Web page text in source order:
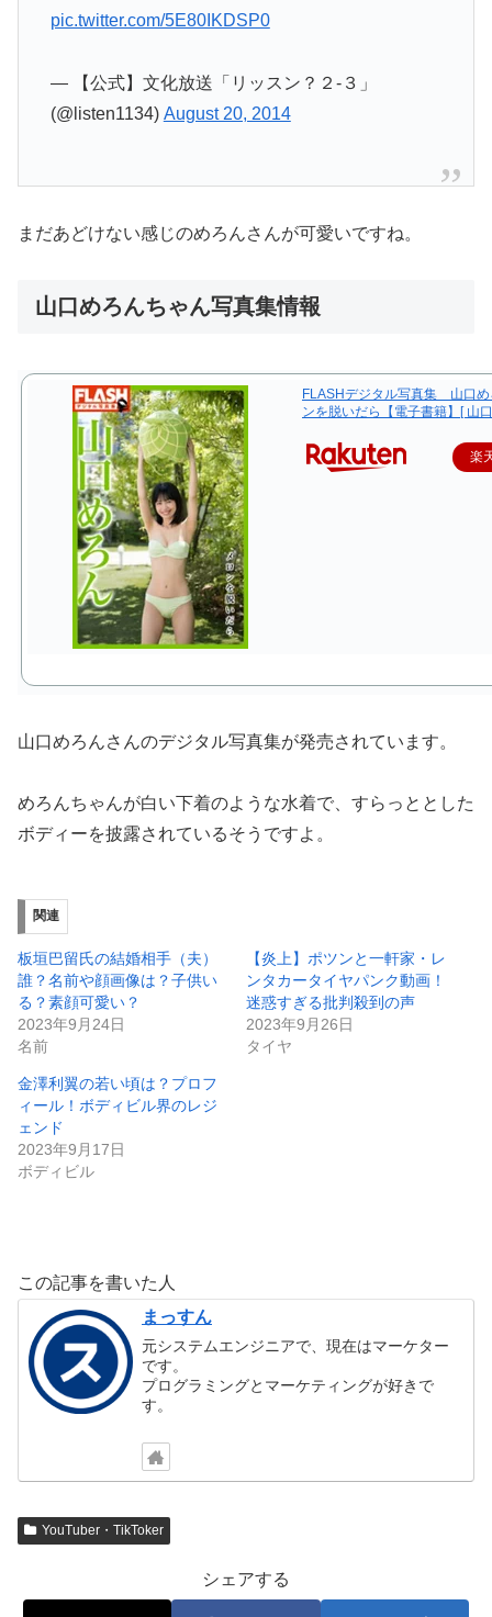
pic.twitter.com/5E80IKDSP0
— 【公式】文化放送「リッスン？２-３」
(@listen1134) August 20, 2014
まだあどけない感じのめろんさんが可愛いですね。
山口めろんちゃん写真集情報
FLASHデジタル写真集 山口
ンを脱いだら【電子書籍】[ 山
楽
山口めろんさんのデジタル写真集が発売されています。
めろんちゃんが白い下着のような水着で、すらっととした
ボディーを披露されているそうですよ。
関連
板垣巴留氏の結婚相手（夫）
誰？名前や顔画像は？子供い
る？素顔可愛い？
2023年9月24日
名前
【炎上】ポツンと一軒家・レ
ンタカータイヤパンク動画！
迷惑すぎる批判殺到の声
2023年9月26日
タイヤ
金澤利翼の若い頃は？プロフ
ィール！ボディビル界のレジ
ェンド
2023年9月17日
ボディビル
この記事を書いた人
まっすん
元システムエンジニアで、現在はマーケター
です。
プログラミングとマーケティングが好きで
す。
YouTuber・TikToker
シェアする